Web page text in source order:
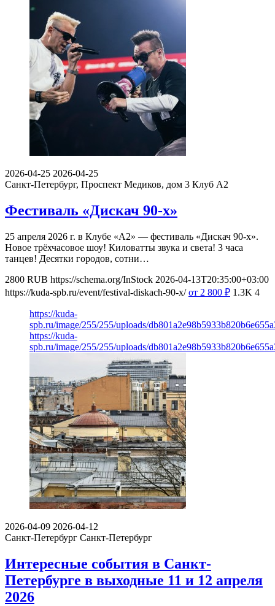
2026-04-25 2026-04-25
Санкт-Петербург, Проспект Медиков, дом 3 Клуб А2
Фестиваль «Дискач 90-х»
25 апреля 2026 г. в Клубе «А2» — фестиваль «Дискач 90-х».
Новое трёхчасовое шоу! Киловатты звука и света! 3 часа
танцев! Десятки городов, сотни…
2800 RUB https://schema.org/InStock 2026-04-13T20:35:00+03:00
https://kuda-spb.ru/event/festival-diskach-90-x/ от 2 800 ₽ 1.3K 4
https://kuda-
spb.ru/image/255/255/uploads/
https://kuda-
spb.ru/image/255/255/uploads/
2026-04-09 2026-04-12
Санкт-Петербург Санкт-Петербург
Интересные события в Санкт-
Петербурге в выходные 11 и 12 апреля
2026